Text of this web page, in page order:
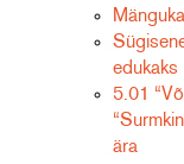
edukaks
5.01
ära